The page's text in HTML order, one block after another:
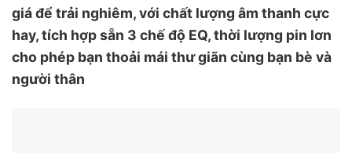
giá để trải nghiêm, với chất lượng âm thanh cực
hay, tích hợp sẵn 3 chế độ EQ, thời lượng pin lơn
cho phép bạn thoải mái thư giãn cùng bạn bè và
người thân